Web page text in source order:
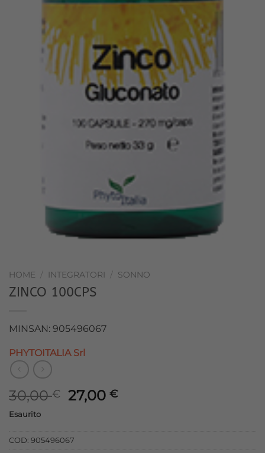
HOME / INTEGRATORI / SONNO
ZINCO 100CPS
MINSAN: 905496067
PHYTOITALIA Srl
30,00€
Il
era:
27,00€Il
Esaurito
COD: 905496067